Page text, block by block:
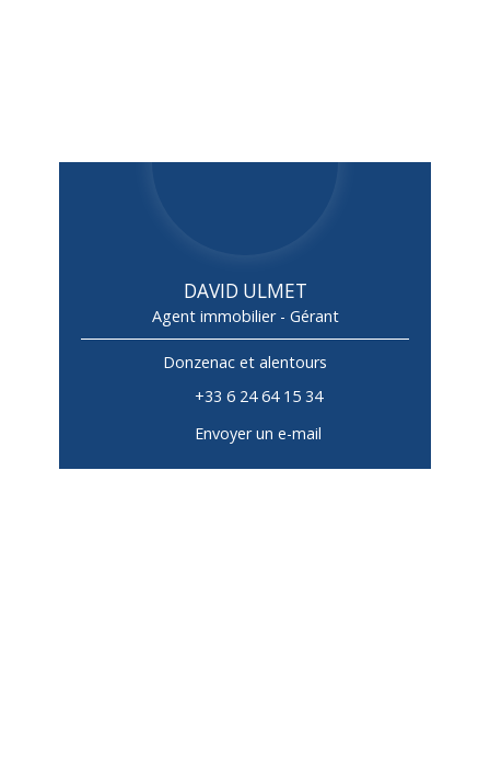
DAVID ULMET
Agent immobilier - Gérant
Donzenac et alentours
+33 6 24 64 15 34
Envoyer un e-mail